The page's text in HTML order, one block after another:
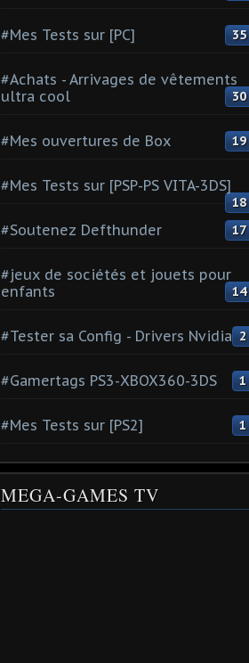
#Mes Tests sur [PC] 35
#Achats - Arrivages de vêtements
ultra cool
30
#Mes ouvertures de Box 19
#Mes Tests sur [PSP-PS VITA-3DS]
18
#Soutenez Defthunder 17
#jeux de sociétés et jouets pour
enfants
14
#Tester sa Config - Drivers Nvidia 2
#Gamertags PS3-XBOX360-3DS 1
#Mes Tests sur [PS2] 1
MEGA-GAMES TV